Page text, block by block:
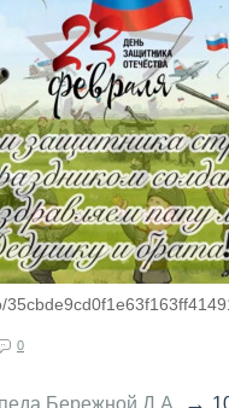
0
Бережной Д.А. →